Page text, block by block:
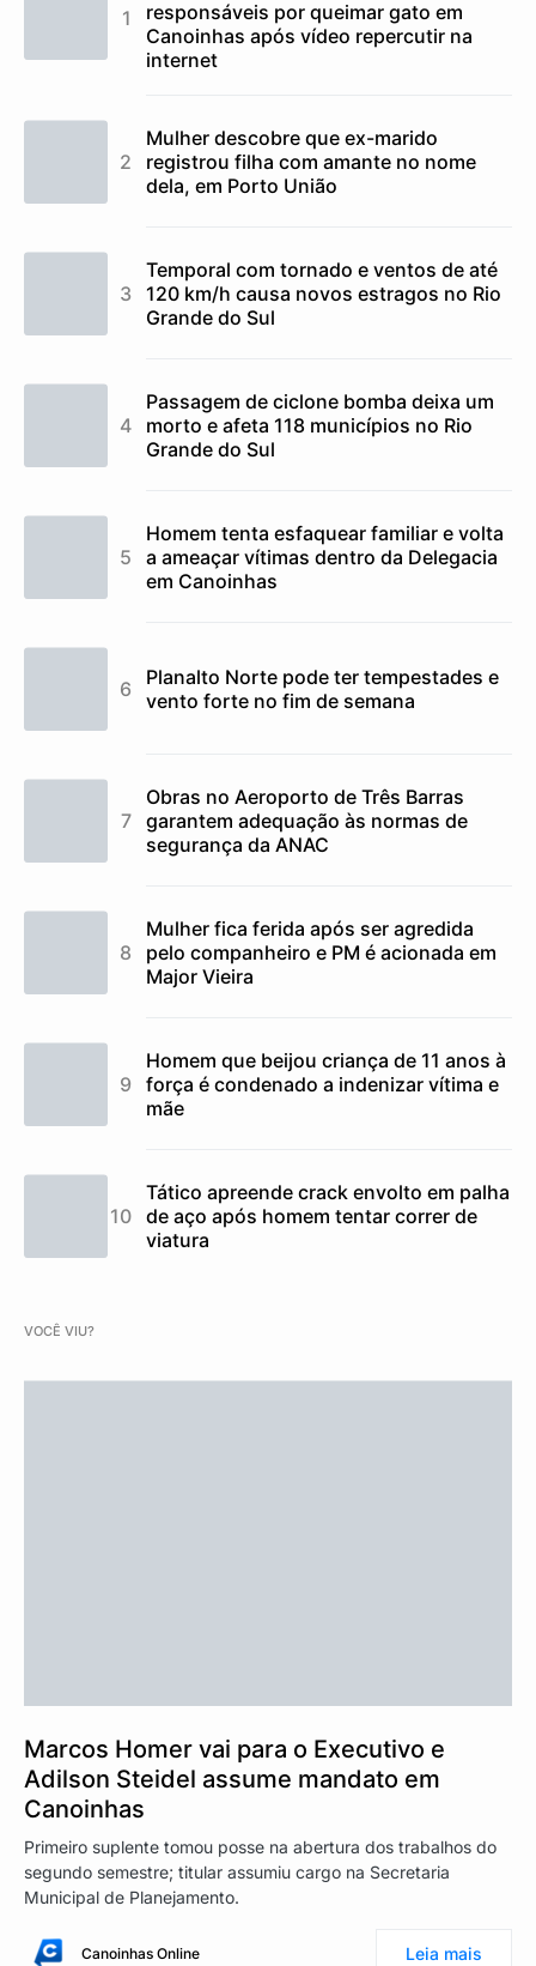
responsáveis por queimar gato em
Canoinhas após vídeo repercutir na
internet
Mulher descobre que ex-marido
registrou filha com amante no nome
dela, em Porto União
Temporal com tornado e ventos de até
120 km/h causa novos estragos no Rio
Grande do Sul
Passagem de ciclone bomba deixa um
morto e afeta 118 municípios no Rio
Grande do Sul
Homem tenta esfaquear familiar e volta
a ameaçar vítimas dentro da Delegacia
em Canoinhas
Planalto Norte pode ter tempestades e
vento forte no fim de semana
Obras no Aeroporto de Três Barras
garantem adequação às normas de
segurança da ANAC
Mulher fica ferida após ser agredida
pelo companheiro e PM é acionada em
Major Vieira
Homem que beijou criança de 11 anos à
força é condenado a indenizar vítima e
mãe
Tático apreende crack envolto em palha
de aço após homem tentar correr de
viatura
VOCÊ VIU?
Marcos Homer vai para o Executivo e
Adilson Steidel assume mandato em
Canoinhas
Primeiro suplente tomou posse na abertura dos trabalhos do
segundo semestre; titular assumiu cargo na Secretaria
Municipal de Planejamento.
Canoinhas Online Leia mais